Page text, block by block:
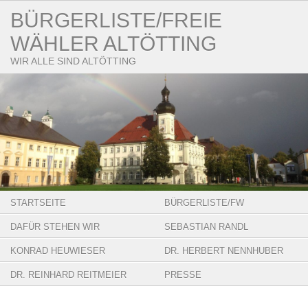
BÜRGERLISTE/FREIE
WÄHLER ALTÖTTING
WIR ALLE SIND ALTÖTTING
STARTSEITE BÜRGERLISTE/FW
DAFÜR STEHEN WIR SEBASTIAN RANDL
KONRAD HEUWIESER DR. HERBERT NENNHUBER
DR. REINHARD REITMEIER PRESSE